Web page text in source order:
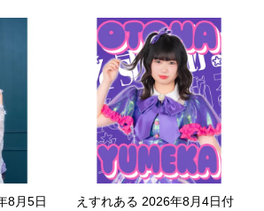
8月5日
えすれある 2026年8月4日付